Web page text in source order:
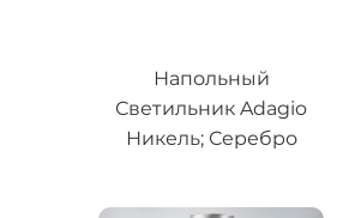
Напольный
Светильник Adagio
Никель; Серебро